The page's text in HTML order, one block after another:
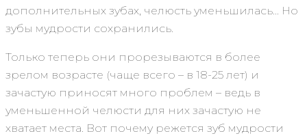
дополнительных зубах, челюсть уменьшилась… Но
зубы мудрости сохранились.
Только теперь они прорезываются в более
зрелом возрасте (чаще всего – в 18-25 лет) и
зачастую приносят много проблем – ведь в
уменьшенной челюсти для них зачастую не
хватает места. Вот почему режется зуб мудрости